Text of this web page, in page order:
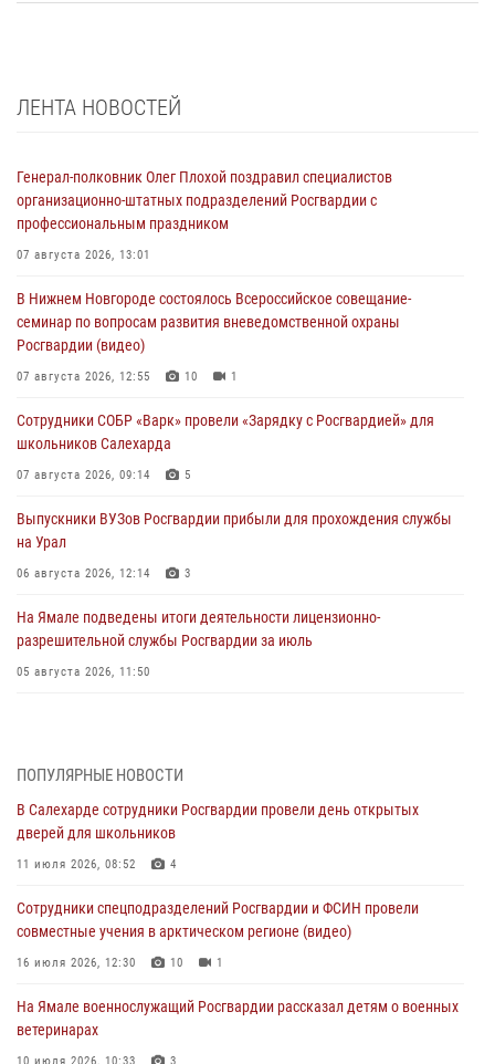
ЛЕНТА НОВОСТЕЙ
Генерал-полковник Олег Плохой поздравил специалистов
организационно-штатных подразделений Росгвардии с
профессиональным праздником
07 августа 2026, 13:01
В Нижнем Новгороде состоялось Всероссийское совещание-
семинар по вопросам развития вневедомственной охраны
Росгвардии (видео)
07 августа 2026, 12:55 10 1
Сотрудники СОБР «Варк» провели «Зарядку с Росгвардией» для
школьников Салехарда
07 августа 2026, 09:14 5
Выпускники ВУЗов Росгвардии прибыли для прохождения службы
на Урал
06 августа 2026, 12:14 3
На Ямале подведены итоги деятельности лицензионно-
разрешительной службы Росгвардии за июль
05 августа 2026, 11:50
03 августа 2026, 07:21 2
Генерал-полковник Юрий Аверин выступил на Всероссийском
молодёжном образовательном форуме «Территория смыслов»
03 августа 2026, 06:54
Директор Росгвардии Герой России генерал армии Виктор Золотов
поздравил специалистов подразделений тыла с профессиональным
праздником
Сотрудники СОБР «Варк» повышают боевое мастерство на Ямале
ПОПУЛЯРНЫЕ НОВОСТИ
В Салехарде сотрудники Росгвардии провели день открытых
дверей для школьников
11 июля 2026, 08:52 4
Сотрудники спецподразделений Росгвардии и ФСИН провели
совместные учения в арктическом регионе (видео)
16 июля 2026, 12:30 10 1
На Ямале военнослужащий Росгвардии рассказал детям о военных
ветеринарах
10 июля 2026, 10:33 3